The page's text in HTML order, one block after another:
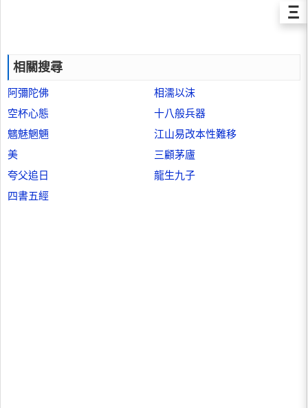
相關搜尋
阿彌陀佛
相濡以沫
空杯心態
十八般兵器
魑魅魍魎
江山易改本性難移
美
三顧茅廬
夸父追日
龍生九子
四書五經
Ξ